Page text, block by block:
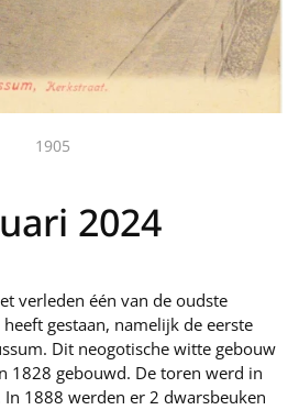
1905
2024
verleden één van de oudste
gestaan, namelijk de eerste
Dit neogotische witte gebouw
1828 gebouwd. De toren werd in
1888 werden er 2 dwarsbeuken